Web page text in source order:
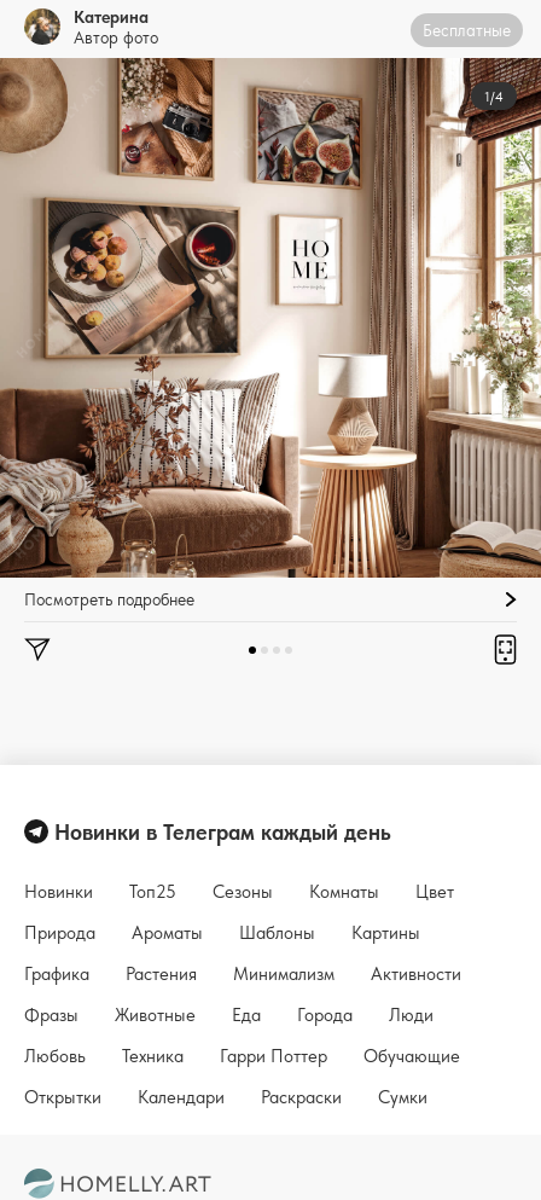
Катерина
Автор фото
1/4
Бесплатные
Посмотреть подробнее
Новинки в Телеграм каждый день
Новинки Топ25 Сезоны Комнаты
Цвет
Природа
Ароматы Шаблоны
Картины
Графика
Растения Минимализм
Активности
Фразы
Животные Еда Города
Люди
Любовь
Техника Гарри Поттер
Обучающие
Открытки
Календари Раскраски Сумки